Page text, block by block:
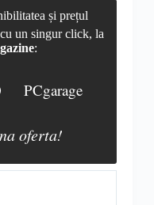
și prețul
un singur click, la
:
PCgarage
oferta!